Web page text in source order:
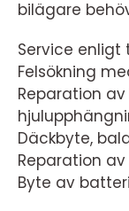
bilägare
Service enligt
Felsökning
Reparation
Däckbyte,
Reparation
Byte av